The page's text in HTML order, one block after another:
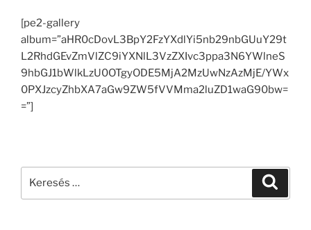
[pe2-gallery
album=”aHR0cDovL3BpY2FzYXdlYi5nb29nbGUuY29t
L2RhdGEvZmVlZC9iYXNlL3VzZXIvc3ppa3N6YWlneS
9hbGJ1bWlkLzU0OTgyODE5MjA2MzUwNzAzMjE/YWx
0PXJzcyZhbXA7aGw9ZW5fVVMma2luZD1waG90bw=
=”]